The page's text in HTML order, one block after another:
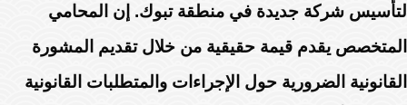
لتأسيس شركة جديدة في منطقة تبوك. إن المحامي
المتخصص يقدم قيمة حقيقية من خلال تقديم المشورة
القانونية الضرورية حول الإجراءات والمتطلبات القانونية